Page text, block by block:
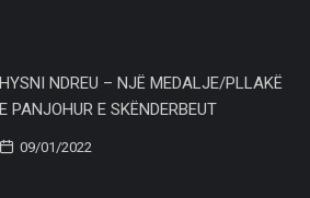
HYSNI NDREU – NJË MEDALJE/PLLAKË
E PANJOHUR E SKËNDERBEUT
09/01/2022